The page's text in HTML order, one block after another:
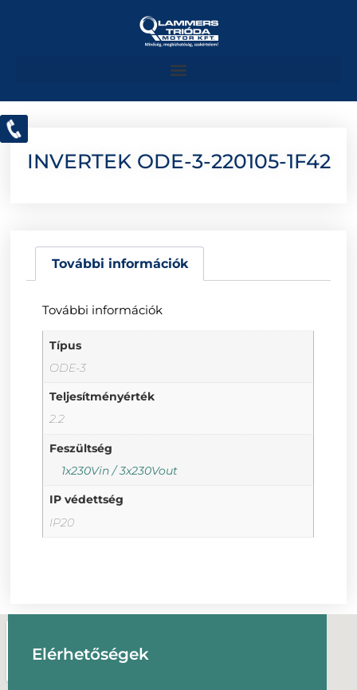
INVERTEK ODE-3-220105-1F42
További információk
További információk
Típus
ODE-3
Teljesítményérték
2.2
Feszültség
1x230Vin / 3x230Vout
IP védettség
IP20
Elérhetőségek